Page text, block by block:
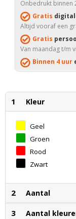
Onbedrukt binnen
Gratis
Altijd vooraf een
Gratis
Van maandag t/m
Binnen 4 uur
1 Kleur
Geel
Groen
Rood
Zwart
2 Aantal
3 Aantal